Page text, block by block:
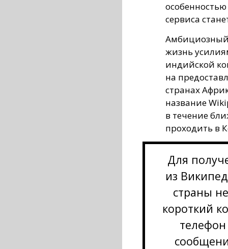
сервиса
Амбициозный
жизнь
индийской
на
странах
название
в течение
проходить в
Для
из
страны
короткий
телефон